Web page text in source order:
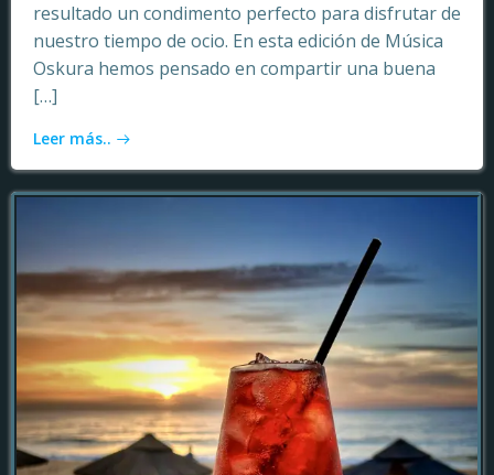
resultado un condimento perfecto para disfrutar de
nuestro tiempo de ocio. En esta edición de Música
Oskura hemos pensado en compartir una buena
[…]
Leer más..